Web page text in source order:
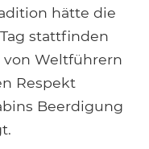
hätte die
stattfinden
von Weltführern
Respekt
Beerdigung